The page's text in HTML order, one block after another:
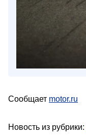
Сообщает motor.ru
Новость из рубрики: